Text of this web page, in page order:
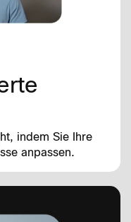
indem Sie Ihre
anpassen.